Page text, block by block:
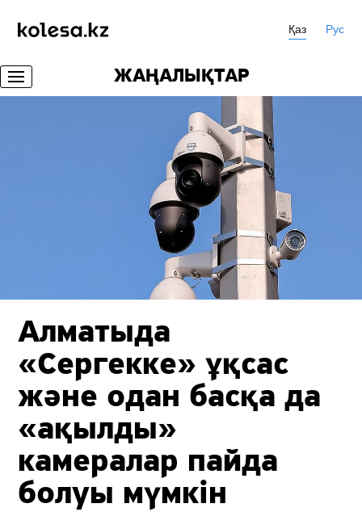
Қаз Рус
ЖАҢАЛЫҚТАР
Алматыда
«Сергекке» ұқсас
және одан басқа да
«ақылды»
камералар пайда
болуы мүмкін